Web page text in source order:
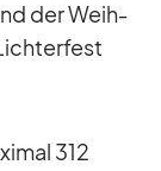
der Weih­
312